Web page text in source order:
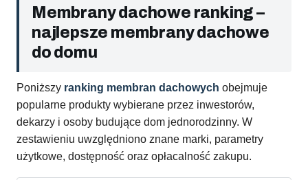
Membrany dachowe ranking –
najlepsze membrany dachowe
do domu
Poniższy ranking membran dachowych obejmuje
popularne produkty wybierane przez inwestorów,
dekarzy i osoby budujące dom jednorodzinny. W
zestawieniu uwzględniono znane marki, parametry
użytkowe, dostępność oraz opłacalność zakupu.